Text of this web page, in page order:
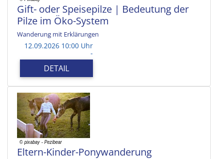
Gift- oder Speisepilze | Bedeutung der
Pilze im Öko-System
Wanderung mit Erklärungen
12.09.2026 10:00 Uhr
-
DETAIL
Eltern-Kinder-Ponywanderung